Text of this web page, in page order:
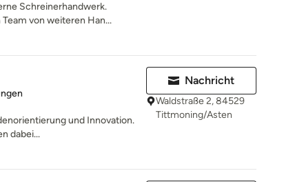
Schreinerhandwerk.
von weiteren Han...
von 5 Sternen
und Innovation.
dabei...
Nachricht
Waldstraße 2, 84529
Tittmoning/Asten